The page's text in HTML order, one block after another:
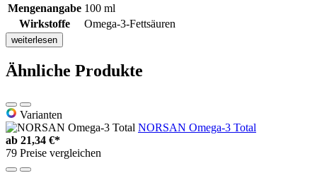
Mengenangabe 100 ml
Wirkstoffe
Omega-3-Fettsäuren
weiterlesen
Ähnliche Produkte
Varianten
NORSAN Omega-3 Total
ab 21,34 €*
79 Preise vergleichen